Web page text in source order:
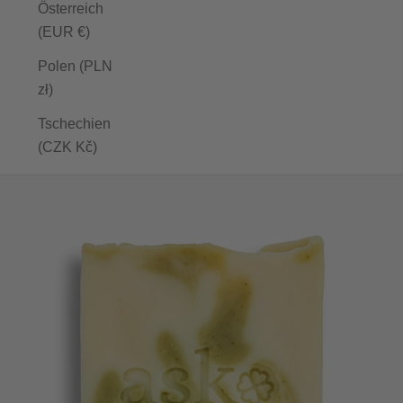
Österreich
(EUR €)
Polen (PLN
zł)
Tschechien
(CZK Kč)